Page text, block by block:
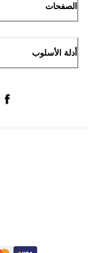
الصفحات
أدلة الأسلوب